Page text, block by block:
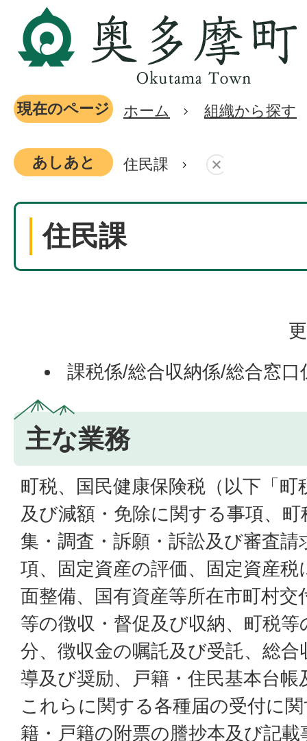
現在のページ ホーム 組織から探す
あしあと 住民課
住民課
課税係/総合収納係/総合窓口
主な業務
町税、国民健康保険税（以下「町
及び減額・免除に関する事項、
集・調査・訴願・訴訟及び審査
項、固定資産の評価、固定資産
面整備、国有資産等所在市町村交
等の徴収・督促及び収納、町税
分、徴収金の嘱託及び受託、総
導及び奨励、戸籍・住民基本台
これらに関する各種届の受付に
籍・戸籍の附票の謄抄本及び記